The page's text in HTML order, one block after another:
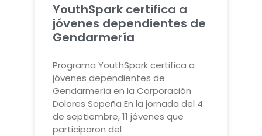
YouthSpark certifica a
jóvenes dependientes de
Gendarmería
Programa YouthSpark certifica a
jóvenes dependientes de
Gendarmería en la Corporación
Dolores Sopeña En la jornada del 4
de septiembre, 11 jóvenes que
participaron del